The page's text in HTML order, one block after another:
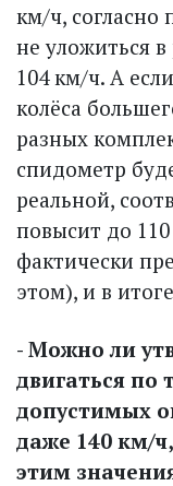
км/ч, согласно
не уложиться
104 км/ч. А
колёса
разных
спидометр
реальной,
повысит до
фактически
этом), и в
- Можно ли
двигаться по
допустимых
даже 140 км/
этим